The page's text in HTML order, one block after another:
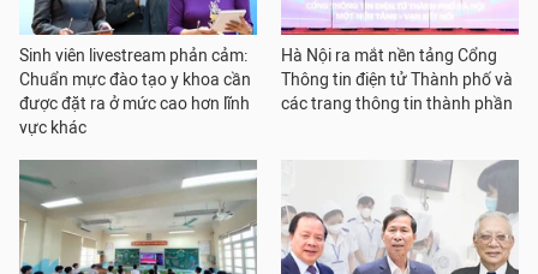
Sinh viên livestream phản cảm:
Chuẩn mực đào tạo y khoa cần
được đặt ra ở mức cao hơn lĩnh
vực khác
Hà Nội ra mắt nền tảng Cổng
Thông tin điện tử Thành phố và
các trang thông tin thành phần